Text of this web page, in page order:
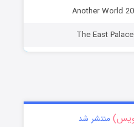
منتشر شد